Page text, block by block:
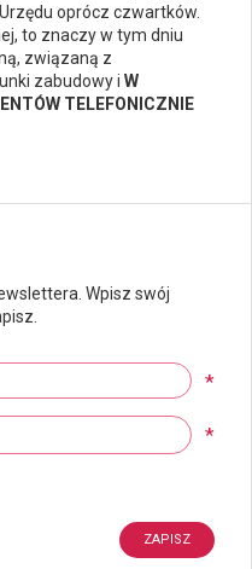
oprócz czwartków.
to znaczy w tym dniu
związaną z
zabudowy i W
TELEFONICZNIE
Wpisz swój
*
*